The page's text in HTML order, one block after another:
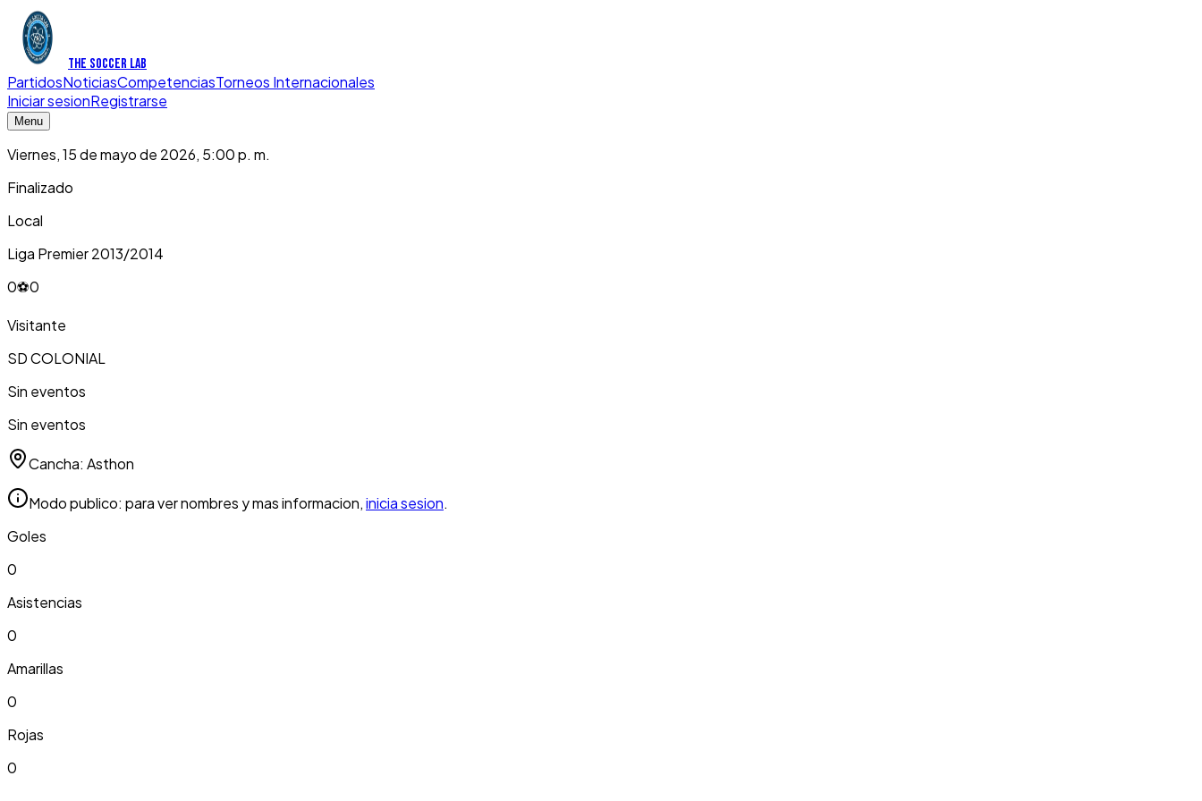
THE SOCCER LAB
PartidosNoticiasCompetenciasTorneos Internacionales
Iniciar sesionRegistrarse
Menu
Viernes, 15 de mayo de 2026, 5:00 p. m.
Finalizado
Local
Liga Premier 2013/2014
0⚽0
Visitante
SD COLONIAL
Sin eventos
Sin eventos
Cancha: Asthon
Modo publico: para ver nombres y mas informacion,inicia sesion.
Goles
0
Asistencias
0
Amarillas
0
Rojas
0